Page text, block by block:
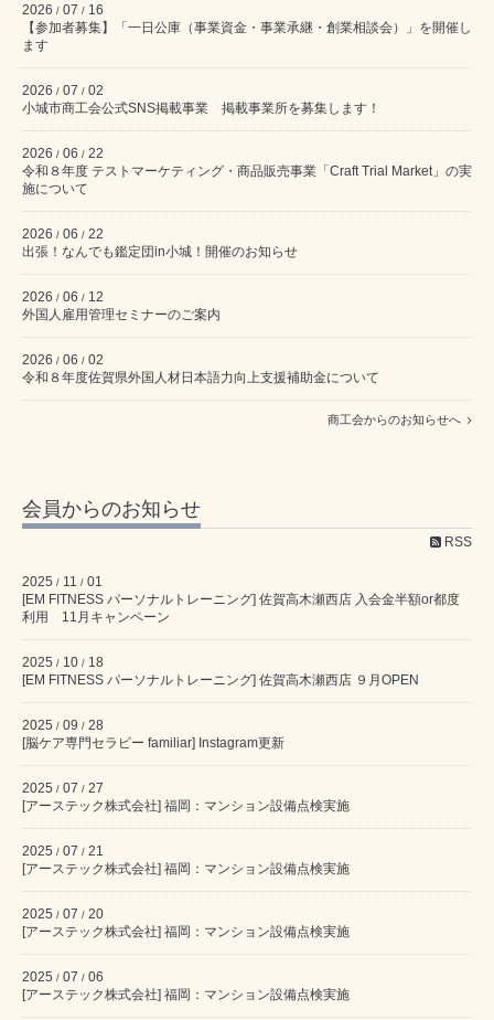
2026 / 07 / 16
【参加者募集】「一日公庫（事業資金・事業承継・創業相談会）」を開催し
ます
2026 / 07 / 02
小城市商工会公式SNS掲載事業 掲載事業所を募集します！
2026 / 06 / 22
令和８年度 テストマーケティング・商品販売事業「Craft Trial Market」の実
施について
2026 / 06 / 22
出張！なんでも鑑定団in小城！開催のお知らせ
2026 / 06 / 12
外国人雇用管理セミナーのご案内
2026 / 06 / 02
令和８年度佐賀県外国人材日本語力向上支援補助金について
商工会からのお知らせへ
会員からのお知らせ
RSS
2025 / 11 / 01
[EM FITNESS パーソナルトレーニング] 佐賀高木瀬西店 入会金半額or都度
利用 11月キャンペーン
2025 / 10 / 18
[EM FITNESS パーソナルトレーニング] 佐賀高木瀬西店 ９月OPEN
2025 / 09 / 28
[脳ケア専門セラピー familiar] Instagram更新
2025 / 07 / 27
[アーステック株式会社] 福岡：マンション設備点検実施
2025 / 07 / 21
[アーステック株式会社] 福岡：マンション設備点検実施
2025 / 07 / 20
[アーステック株式会社] 福岡：マンション設備点検実施
2025 / 07 / 06
[アーステック株式会社] 福岡：マンション設備点検実施